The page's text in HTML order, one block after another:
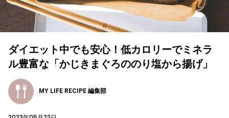
ダイエット中でも安心！低カロリーでミネラ
ル豊富な「かじきまぐろののり塩から揚げ」
MY LIFE RECIPE 編集部